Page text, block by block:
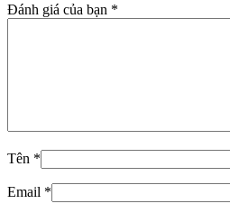
Đánh giá của bạn *
Tên *
Email *